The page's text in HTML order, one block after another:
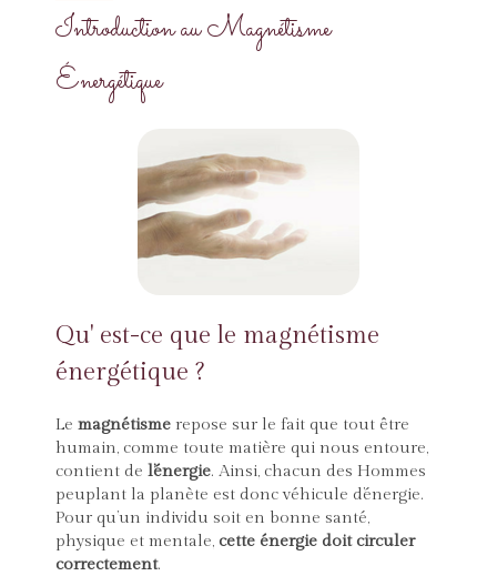
Introduction au Magnétisme
Énergétique
Qu' est-ce que le magnétisme
énergétique ?
Le magnétisme repose sur le fait que tout être
humain, comme toute matière qui nous entoure,
contient de l’énergie. Ainsi, chacun des Hommes
peuplant la planète est donc véhicule d’énergie.
Pour qu’un individu soit en bonne santé,
physique et mentale, cette énergie doit circuler
correctement.